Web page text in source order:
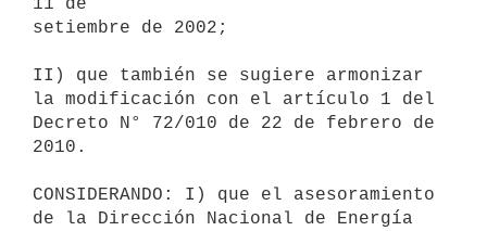
setiembre de 2002;
II) que también se sugiere armonizar
la modificación con el artículo 1 del
Decreto N° 72/010 de 22 de febrero de
2010.
CONSIDERANDO: I) que el asesoramiento
de la Dirección Nacional de Energía